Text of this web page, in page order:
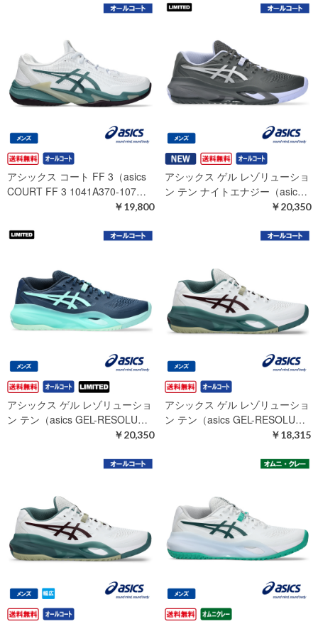
アシックス コート FF 3（asics
COURT FF 3 1041A370-107…
￥19,800
アシックス ゲル レゾリューショ
ン テン ナイトエナジー（asic…
￥20,350
アシックス ゲル レゾリューショ
ン テン（asics GEL-RESOLU…
￥20,350
アシックス ゲル レゾリューショ
ン テン（asics GEL-RESOLU…
￥18,315